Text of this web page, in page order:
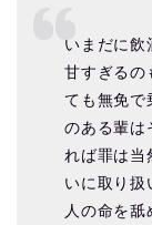
いまだに飲
甘すぎるの
ても無免で
のある輩
れば罪は当
いに取り扱
人の命を舐